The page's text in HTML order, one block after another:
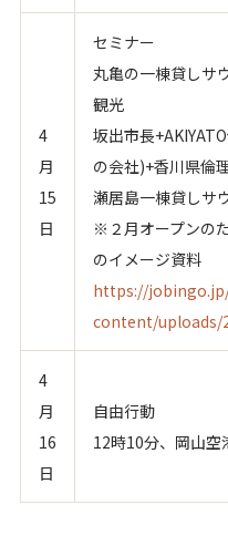
4
月
15
日
セミナー
丸亀の一棟貸しサ
観光
坂出市長
の会社)+香川県倫
瀬居島一棟貸しサ
※２月オープンの
のイメージ資料
https://
content/uploads/
4
月
16
日
自由行動
12時10分、岡山空